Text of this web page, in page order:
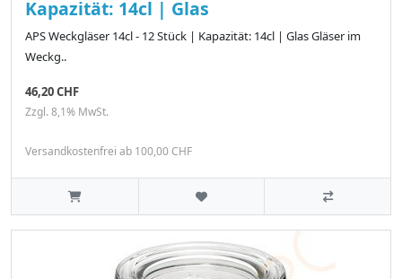
Kapazität: 14cl | Glas
APS Weckgläser 14cl - 12 Stück | Kapazität: 14cl | Glas Gläser im
Weckg..
46,20 CHF
Zzgl. 8,1% MwSt.
Versandkostenfrei ab 100,00 CHF